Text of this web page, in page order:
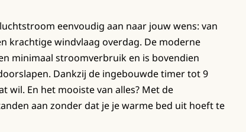
eenvoudig aan naar jouw wens: van
krachtige windvlaag overdag. De moderne
minimaal stroomverbruik en is bovendien
Dankzij de ingebouwde timer tot 9
wil. En het mooiste van alles? Met de
aan zonder dat je je warme bed uit hoeft te